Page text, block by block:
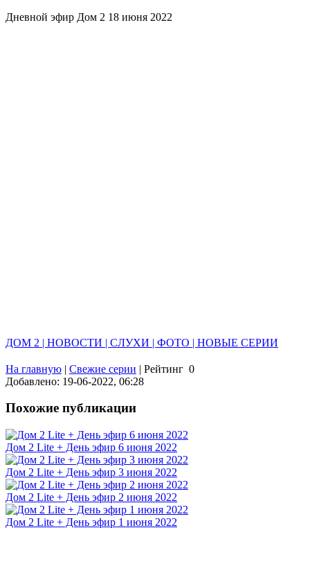
Дневной эфир Дом 2 18 июня 2022
ДОМ 2 | НОВОСТИ | СЛУХИ | ФОТО | НОВЫЕ СЕРИИ
На главную | Свежие серии | Рейтинг 0
Добавлено: 19-06-2022, 06:28
Похожие публикации
Дом 2 Lite + День эфир 6 июня 2022
Дом 2 Lite + День эфир 3 июня 2022
Дом 2 Lite + День эфир 2 июня 2022
Дом 2 Lite + День эфир 1 июня 2022